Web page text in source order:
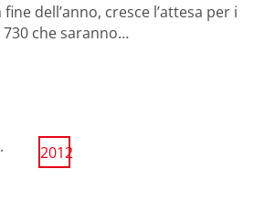
dell’anno, cresce l’attesa per i
che saranno…
2012